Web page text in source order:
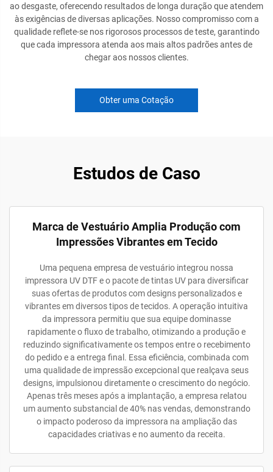
ao desgaste, oferecendo resultados de longa duração que atendem
às exigências de diversas aplicações. Nosso compromisso com a
qualidade reflete-se nos rigorosos processos de teste, garantindo
que cada impressora atenda aos mais altos padrões antes de
chegar aos nossos clientes.
Obter uma Cotação
Estudos de Caso
Marca de Vestuário Amplia Produção com
Impressões Vibrantes em Tecido
Uma pequena empresa de vestuário integrou nossa
impressora UV DTF e o pacote de tintas UV para diversificar
suas ofertas de produtos com designs personalizados e
vibrantes em diversos tipos de tecidos. A operação intuitiva
da impressora permitiu que sua equipe dominasse
rapidamente o fluxo de trabalho, otimizando a produção e
reduzindo significativamente os tempos entre o recebimento
do pedido e a entrega final. Essa eficiência, combinada com
uma qualidade de impressão excepcional que realçava seus
designs, impulsionou diretamente o crescimento do negócio.
Apenas três meses após a implantação, a empresa relatou
um aumento substancial de 40% nas vendas, demonstrando
o impacto poderoso da impressora na ampliação das
capacidades criativas e no aumento da receita.